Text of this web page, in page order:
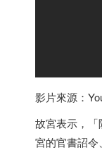
影片來源：
故宮表示，
宮的官書詔